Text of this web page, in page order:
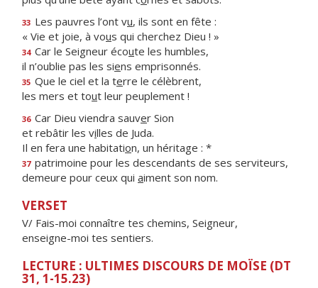
33 Les pauvres l’ont vu, ils sont en fête :
« Vie et joie, à vous qui cherchez Dieu ! »
34 Car le Seigneur écoute les humbles,
il n’oublie pas les siens emprisonnés.
35 Que le ciel et la terre le célèbrent,
les mers et tout leur peuplement !
36 Car Dieu viendra sauver Sion
et rebâtir les villes de Juda.
Il en fera une habitation, un héritage : *
37 patrimoine pour les descendants de ses serviteurs,
demeure pour ceux qui aiment son nom.
VERSET
V/ Fais-moi connaître tes chemins, Seigneur,
enseigne-moi tes sentiers.
LECTURE : ULTIMES DISCOURS DE MOÏSE (DT
31, 1-15.23)